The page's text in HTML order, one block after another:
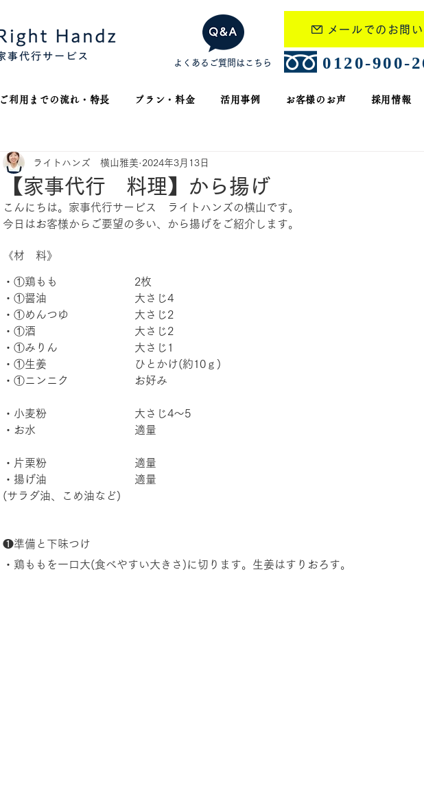
​0120-900-
ご利用までの流れ・特長 プラン・料金 活用事例 お客様のお声 採用情報
メールでのお問
よくあるご質問はこちら
【家事代行 料理】から揚げ
ライトハンズ 横山雅美 2024年3月13日
こんにちは。家事代行サービス　ライトハンズの横山です。
今日はお客様からご要望の多い、から揚げをご紹介します。
《材　料》
・①鶏もも　　　　　　　2枚
・①醤油　　　　　　　　大さじ4
・①めんつゆ　　　　　　大さじ2
・①酒　　　　　　　　　大さじ2
・①みりん　　　　　　　大さじ1
・①生姜　　　　　　　　ひとかけ(約10ｇ)
・①ニンニク　　　　　　お好み
・小麦粉　　　　　　　　大さじ4～5
・お水　　　　　　　　　適量
・片栗粉　　　　　　　　適量
・揚げ油　　　　　　　　適量
(サラダ油、こめ油など)
❶準備と下味つけ
・鶏ももを一口大(食べやすい大きさ)に切ります。生姜はすりおろす。